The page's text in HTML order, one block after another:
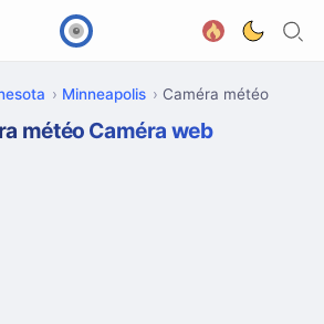
Minneapolis Caméra météo
météo Caméra web